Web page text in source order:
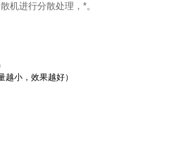
机进行分散处理，*。
小，效果越好）